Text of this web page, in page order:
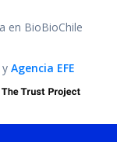
en BioBioChile
y Agencia EFE